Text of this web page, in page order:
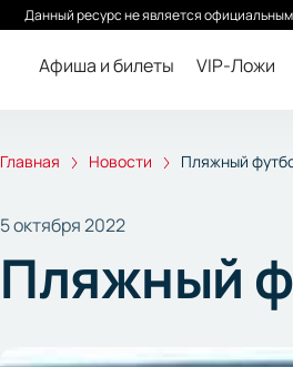
Данный ресурс не является
Афиша и билеты VIP-Ложи
Главная Новости Пляжный
5 октября 2022
Пляжный